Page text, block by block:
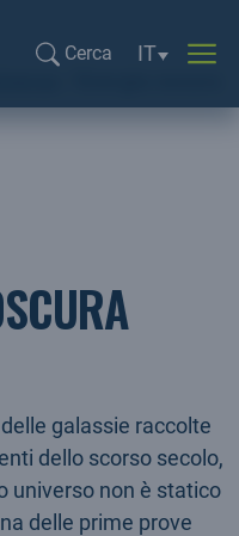
Cerca
Selezione
IT
galassie raccolte
dello scorso secolo,
universo non è statico
delle prime prove